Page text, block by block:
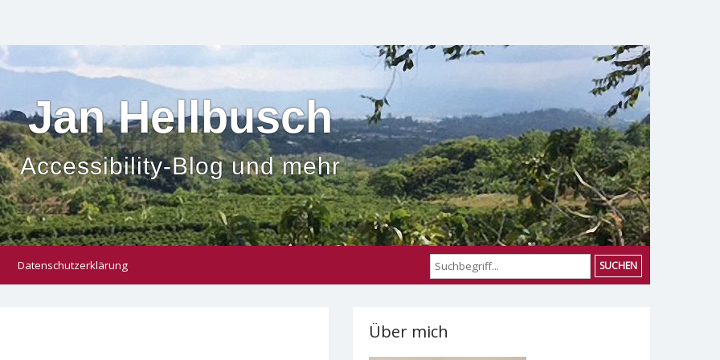
Jan Hellbusch
Accessibility-Blog und mehr
Datenschutzerklärung SUCHEN
Über mich